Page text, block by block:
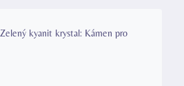
Zelený kyanit krystal: Kámen pro